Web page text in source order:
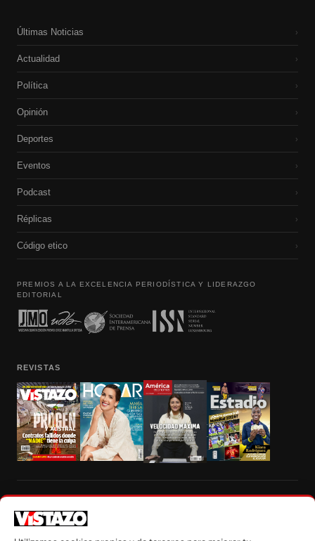
Últimas Noticias ›
Actualidad ›
Política ›
Opinión ›
Deportes ›
Eventos ›
Podcast ›
Réplicas ›
Código etico ›
PREMIOS A LA EXCELENCIA PERIODÍSTICA Y LIDERAZGO
EDITORIAL
REVISTAS
autorización escrita de su titular, de todos los contenidos de Vistazo.com.